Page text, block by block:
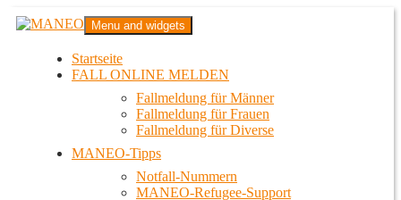
Zum
InhaltMANEO
Das schwule Anti-Gewalt-Projekt in Berlin
Menu and widgets
Startseite
FALL ONLINE MELDEN
Fallmeldung für Männer
Fallmeldung für Frauen
Fallmeldung für Diverse
MANEO-Tipps
Notfall-Nummern
MANEO-Refugee-Support